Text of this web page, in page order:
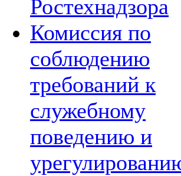
Ростехнадзора
Комиссия по
соблюдению
требований к
служебному
поведению и